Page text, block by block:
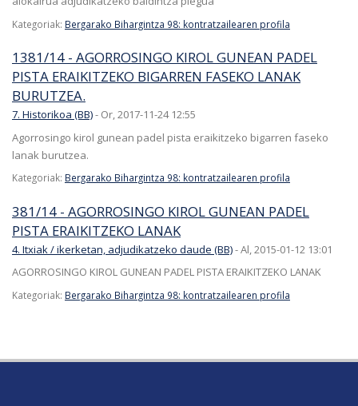
Kategoriak: Bergarako Bihargintza 98: kontratzailearen profila
1381/14 - AGORROSINGO KIROL GUNEAN PADEL
PISTA ERAIKITZEKO BIGARREN FASEKO LANAK
BURUTZEA.
7. Historikoa (BB)- Or, 2017-11-24 12:55
Agorrosingo kirol gunean padel pista eraikitzeko bigarren faseko
lanak burutzea.
Kategoriak: Bergarako Bihargintza 98: kontratzailearen profila
381/14 - AGORROSINGO KIROL GUNEAN PADEL
PISTA ERAIKITZEKO LANAK
4. Itxiak / ikerketan, adjudikatzeko daude (BB)-Al, 2015-01-12 13:01
AGORROSINGO KIROL GUNEAN PADEL PISTA ERAIKITZEKO LANAK
Kategoriak: Bergarako Bihargintza 98: kontratzailearen profila